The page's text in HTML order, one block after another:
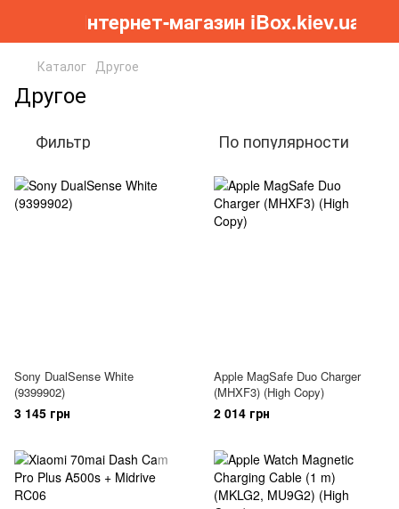
Інтернет-магазин iBox.kiev.ua
Каталог Другое
Другое
Фильтр По популярности
Sony DualSense White
(9399902)
3 145 грн
Apple MagSafe Duo Charger
(MHXF3) (High Copy)
2 014 грн